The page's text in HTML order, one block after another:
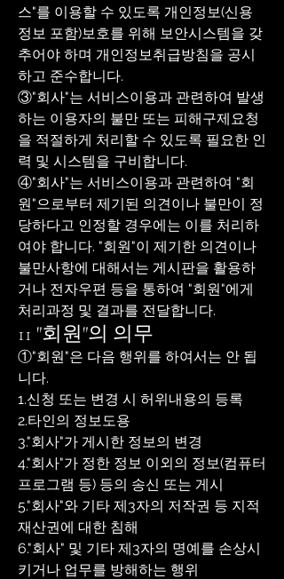
스"를 이용할 수 있도록 개인정보(신용
정보 포함)보호를 위해 보안시스템을 갖
추어야 하며 개인정보취급방침을 공시
하고 준수합니다.
③"회사"는 서비스이용과 관련하여 발생
하는 이용자의 불만 또는 피해구제요청
을 적절하게 처리할 수 있도록 필요한 인
력 및 시스템을 구비합니다.
④"회사"는 서비스이용과 관련하여 "회
원"으로부터 제기된 의견이나 불만이 정
당하다고 인정할 경우에는 이를 처리하
여야 합니다. "회원"이 제기한 의견이나
불만사항에 대해서는 게시판을 활용하
거나 전자우편 등을 통하여 "회원"에게
처리과정 및 결과를 전달합니다.
11 "회원"의 의무
①"회원"은 다음 행위를 하여서는 안 됩
니다.
1.신청 또는 변경 시 허위내용의 등록
2.타인의 정보도용
3."회사"가 게시한 정보의 변경
4."회사"가 정한 정보 이외의 정보(컴퓨터
프로그램 등) 등의 송신 또는 게시
5."회사"와 기타 제3자의 저작권 등 지적
재산권에 대한 침해
6."회사" 및 기타 제3자의 명예를 손상시
키거나 업무를 방해하는 행위